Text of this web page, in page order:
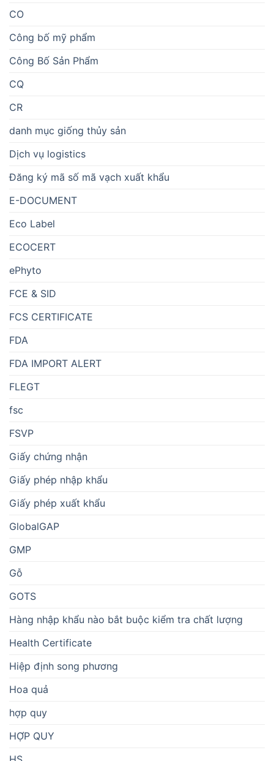
CO
Công bố mỹ phẩm
Công Bố Sản Phẩm
CQ
CR
danh mục giống thủy sản
Dịch vụ logistics
Đăng ký mã số mã vạch xuất khẩu
E-DOCUMENT
Eco Label
ECOCERT
ePhyto
FCE & SID
FCS CERTIFICATE
FDA
FDA IMPORT ALERT
FLEGT
fsc
FSVP
Giấy chứng nhận
Giấy phép nhập khẩu
Giấy phép xuất khẩu
GlobalGAP
GMP
Gỗ
GOTS
Hàng nhập khẩu nào bắt buộc kiểm tra chất lượng
Health Certificate
Hiệp định song phương
Hoa quả
hợp quy
HỢP QUY